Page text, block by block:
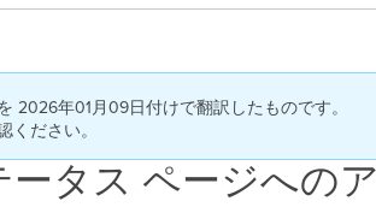
2026年01月09日付けで翻訳したものです。
ください。
ータス ページへの